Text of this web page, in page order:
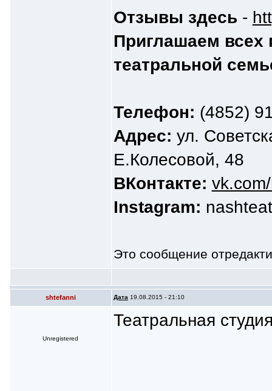
Отзывы здесь -
Приглашаем всех
театральной
Телефон: (4852)
Адрес: ул.
Е.Колесовой, 48
ВКонтакте:
Instagram:
Это сообщение
shtefanni Дата 19.08.2015 - 21:10
Unregistered
Театральная